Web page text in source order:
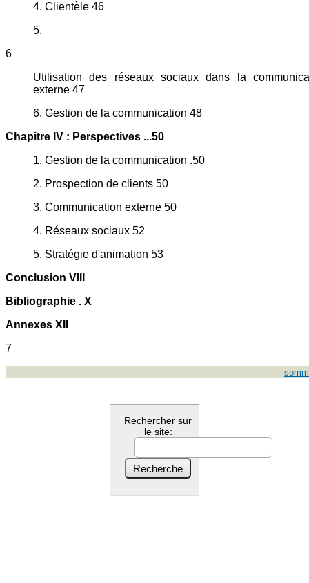
4. Clientèle 46
5.
6
Utilisation des réseaux sociaux dans la
externe 47
6. Gestion de la communication 48
Chapitre IV : Perspectives ...50
1. Gestion de la communication .50
2. Prospection de clients 50
3. Communication externe 50
4. Réseaux sociaux 52
5. Stratégie d'animation 53
Conclusion VIII
Bibliographie . X
Annexes XII
7
Rechercher sur
le site: